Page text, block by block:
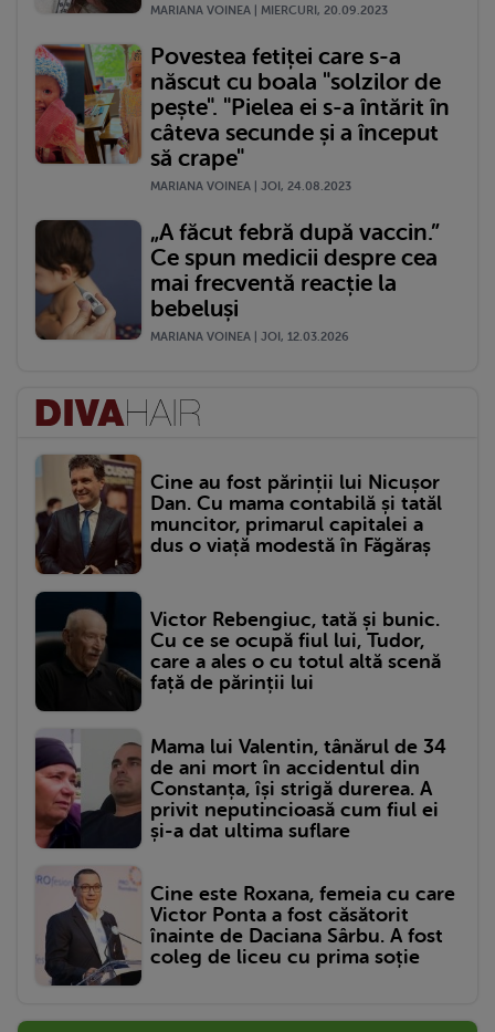
MARIANA VOINEA | MIERCURI, 20.09.2023
Povestea fetiței care s-a
născut cu boala "solzilor de
pește". "Pielea ei s-a întărit în
câteva secunde și a început
să crape"
MARIANA VOINEA | JOI, 24.08.2023
„A făcut febră după vaccin.”
Ce spun medicii despre cea
mai frecventă reacție la
bebeluși
MARIANA VOINEA | JOI, 12.03.2026
Cine au fost părinții lui Nicușor
Dan. Cu mama contabilă și tatăl
muncitor, primarul capitalei a
dus o viață modestă în Făgăraș
Victor Rebengiuc, tată și bunic.
Cu ce se ocupă fiul lui, Tudor,
care a ales o cu totul altă scenă
față de părinții lui
Mama lui Valentin, tânărul de 34
de ani mort în accidentul din
Constanța, își strigă durerea. A
privit neputincioasă cum fiul ei
și-a dat ultima suflare
Cine este Roxana, femeia cu care
Victor Ponta a fost căsătorit
înainte de Daciana Sârbu. A fost
coleg de liceu cu prima soție